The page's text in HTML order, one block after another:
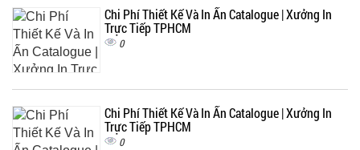
Chi Phí Thiết Kế Và In Ấn Catalogue | Xưởng In
Trực Tiếp TPHCM
0
Chi Phí Thiết Kế Và In Ấn Catalogue | Xưởng In
Trực Tiếp TPHCM
0